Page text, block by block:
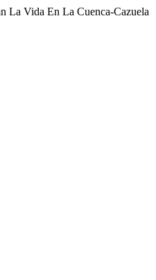
La Vida En La Cuenca-Cazuela